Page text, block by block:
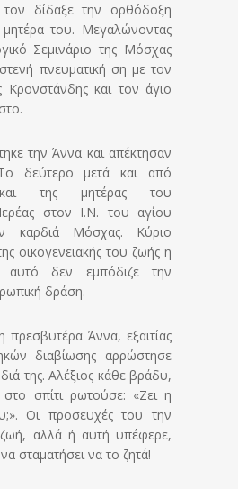
δίδαξε την ορθόδοξη
του. Μεγαλώνοντας
Σεμινάριο της Μόσχας
πνευματική ση με τον
Κρονστάνδης και τον άγιο
την Άννα και απέκτησαν
δεύτερο μετά και από
της μητέρας του
στον Ι.Ν. του αγίου
καρδιά Μόσχας. Κύριο
οικογενειακής του ζωής η
αυτό δεν εμπόδιζε την
δράση.
πρεσβυτέρα Άννα, εξαιτίας
διαβίωσης αρρώστησε
της. Αλέξιος κάθε βράδυ,
σπίτι ρωτούσε: «Ζει η
Οι προσευχές του την
αλλά ή αυτή υπέφερε,
σταματήσει να το ζητά!